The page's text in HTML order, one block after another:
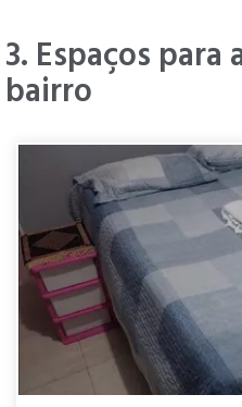
"
acesso
padarias
Fatima
" No
Marcélia
há 4 anos
3. Espaços para
bairro